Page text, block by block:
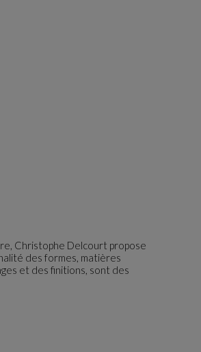
Christophe Delcourt propose
des formes, matières
et des finitions, sont des